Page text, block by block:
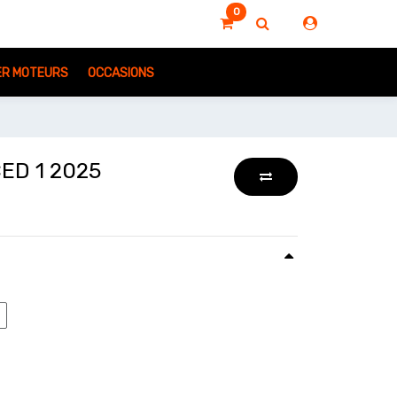
0
MOTEURS OCCASIONS
1 2025